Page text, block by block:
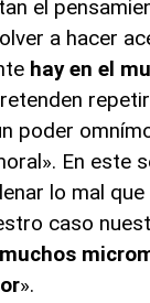
el
a hacer
hay en el
poder
En este
lo mal
caso
».